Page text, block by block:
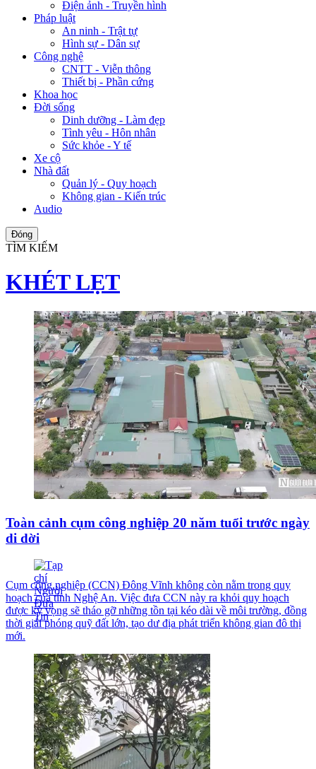
Điện ảnh - Truyền hình
Pháp luật
An ninh - Trật tự
Hình sự - Dân sự
Công nghệ
CNTT - Viễn thông
Thiết bị - Phần cứng
Khoa học
Đời sống
Dinh dưỡng - Làm đẹp
Tình yêu - Hôn nhân
Sức khỏe - Y tế
Xe cộ
Nhà đất
Quản lý - Quy hoạch
Không gian - Kiến trúc
Audio
Đóng
TÌM KIẾM
KHÉT LẸT
Toàn cảnh cụm công nghiệp 20 năm tuổi trước ngày
di dời
Cụm công nghiệp (CCN) Đông Vĩnh không còn nằm trong quy
hoạch của tỉnh Nghệ An. Việc đưa CCN này ra khỏi quy hoạch
được kỳ vọng sẽ tháo gỡ những tồn tại kéo dài về môi trường, đồng
thời giải phóng quỹ đất lớn, tạo dư địa phát triển không gian đô thị
mới.